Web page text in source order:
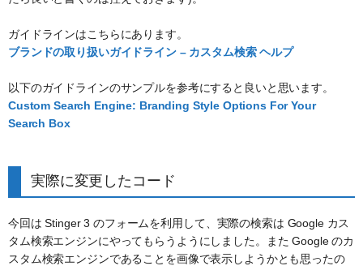
ガイドラインはこちらにあります。
ブランドの取り扱いガイドライン – カスタム検索 ヘルプ
以下のガイドラインのサンプルを参考にすると良いと思います。
Custom Search Engine: Branding Style Options For Your
Search Box
実際に変更したコード
今回は Stinger 3 のフォームを利用して、実際の検索は Google カス
タム検索エンジンにやってもらうようにしました。また Google のカ
スタム検索エンジンであることを画像で表示しようかとも思ったの